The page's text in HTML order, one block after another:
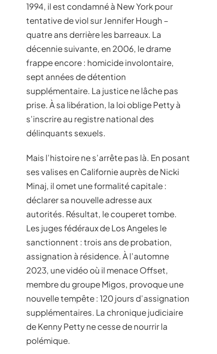
1994, il est condamné à New York pour
tentative de viol sur Jennifer Hough –
quatre ans derrière les barreaux. La
décennie suivante, en 2006, le drame
frappe encore : homicide involontaire,
sept années de détention
supplémentaire. La justice ne lâche pas
prise. À sa libération, la loi oblige Petty à
s’inscrire au registre national des
délinquants sexuels.
Mais l’histoire ne s’arrête pas là. En posant
ses valises en Californie auprès de Nicki
Minaj, il omet une formalité capitale :
déclarer sa nouvelle adresse aux
autorités. Résultat, le couperet tombe.
Les juges fédéraux de Los Angeles le
sanctionnent : trois ans de probation,
assignation à résidence. À l’automne
2023, une vidéo où il menace Offset,
membre du groupe Migos, provoque une
nouvelle tempête : 120 jours d’assignation
supplémentaires. La chronique judiciaire
de Kenny Petty ne cesse de nourrir la
polémique.